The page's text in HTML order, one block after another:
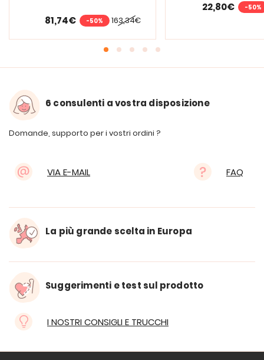
163,34€
81,74€ -50%
22,80€ -50%
6 consulenti a vostra disposizione
Domande, supporto per i vostri ordini ?
VIA E-MAIL FAQ
La più grande scelta in Europa
Suggerimenti e test sul prodotto
I NOSTRI CONSIGLI E TRUCCHI